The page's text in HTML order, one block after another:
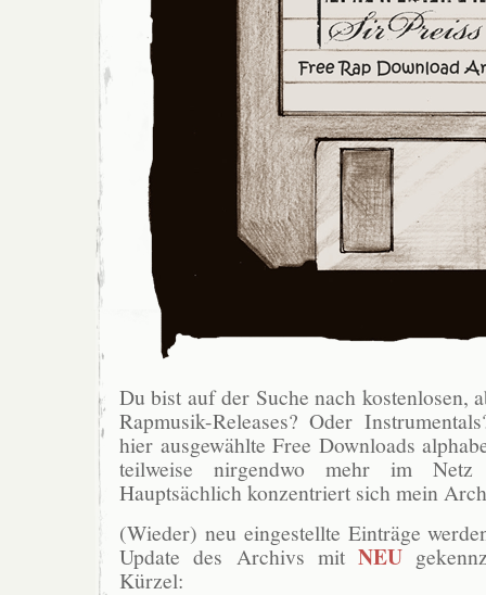
Du bist auf der Suche nach kostenlosen,
Rapmusik-Releases? Oder
hier ausgewählte Free Downloads
teilweise nirgendwo mehr im
Hauptsächlich konzentriert sich mein
(Wieder) neu eingestellte Einträge
Update des Archivs mitNEU
Kürzel: